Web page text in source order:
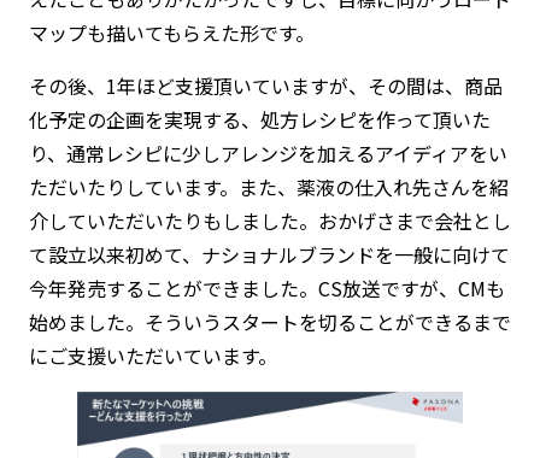
マップも描いてもらえた形です。
その後、1年ほど支援頂いていますが、その間は、商品
化予定の企画を実現する、処方レシピを作って頂いた
り、通常レシピに少しアレンジを加えるアイディアをい
ただいたりしています。また、薬液の仕入れ先さんを紹
介していただいたりもしました。おかげさまで会社とし
て設立以来初めて、ナショナルブランドを一般に向けて
今年発売することができました。CS放送ですが、CMも
始めました。そういうスタートを切ることができるまで
にご支援いただいています。